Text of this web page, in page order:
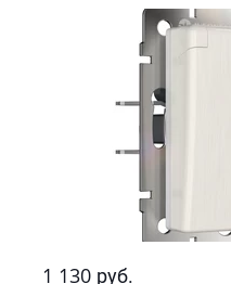
1 130 руб.